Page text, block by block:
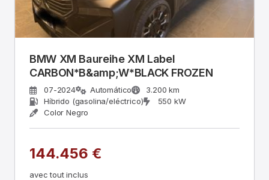
BMW XM Baureihe XM Label
CARBON*B&amp;W*BLACK FROZEN
07-2024 Automático
3.200 km
Híbrido (gasolina/eléctrico)
550 kW
Color Negro
144.456 €
avec tout inclus